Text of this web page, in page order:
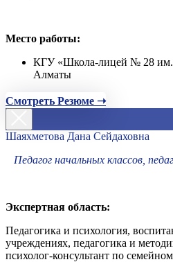
Место работы:
КГУ «Школа-лицей № 28
Алматы
Смотреть Резюме ➝
Шаяхметова Дана Сейдаховна
Педагог начальных классов,
Экспертная область:
Педагогика и психология,
учреждениях, педагогика и
психолог-консультант по